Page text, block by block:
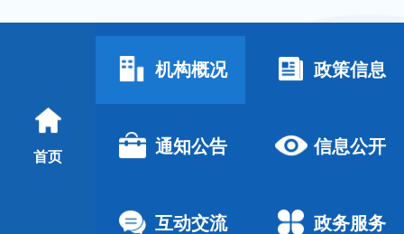
首页
机构概况 政策信息
通知公告 信息公开
互动交流 政务服务